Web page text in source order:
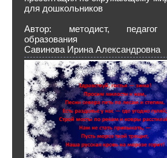
для дошкольников
Автор: методист, педагог
образования
Савинова Ирина Александровна